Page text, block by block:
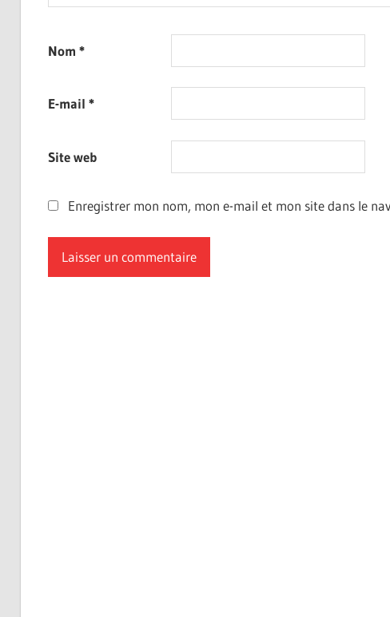
Nom *
E-mail *
Site web
Enregistrer mon nom, mon e-mail et mon site dans le